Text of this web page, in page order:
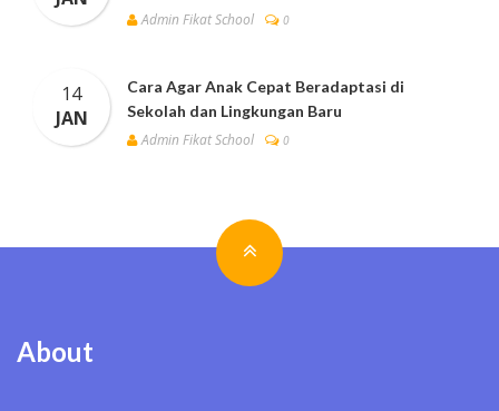
Admin Fikat School
0
14
JAN
Cara Agar Anak Cepat Beradaptasi di
Sekolah dan Lingkungan Baru
Admin Fikat School
0
About